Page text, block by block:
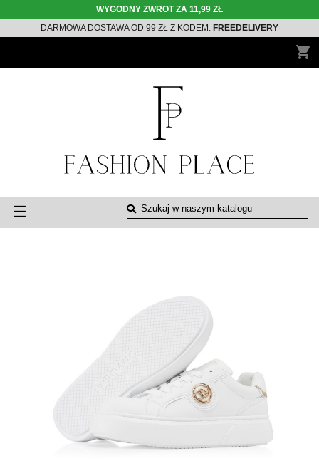
WYGODNY ZWROT ZA 11,99 ZŁ
DARMOWA DOSTAWA OD 99 ZŁ Z KODEM: FREEDELIVERY
shopping_cart
Toggle
navigation
☰